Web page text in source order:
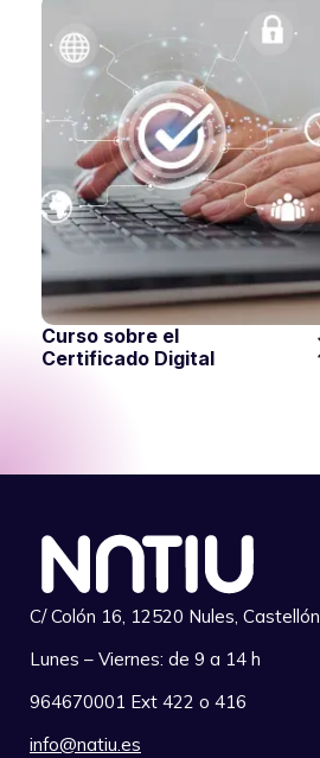
Curso sobre el
Certificado Digital
C/ Colón 16, 12520 Nules, Castellón
Lunes – Viernes: de 9 a 14 h
964670001 Ext 422 o 416
info@natiu.es